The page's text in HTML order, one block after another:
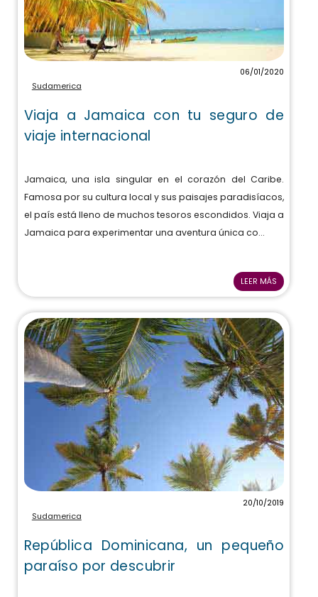
06/01/2020
Sudamerica
Viaja a Jamaica con tu seguro de
viaje internacional
Jamaica, una isla singular en el corazón del Caribe.
Famosa por su cultura local y sus paisajes paradisíacos,
el país está lleno de muchos tesoros escondidos. Viaja a
Jamaica para experimentar una aventura única co...
LEER MÁS
20/10/2019
Sudamerica
República Dominicana, un pequeño
paraíso por descubrir